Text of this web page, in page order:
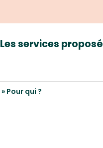
Les services
» Pour qui ?